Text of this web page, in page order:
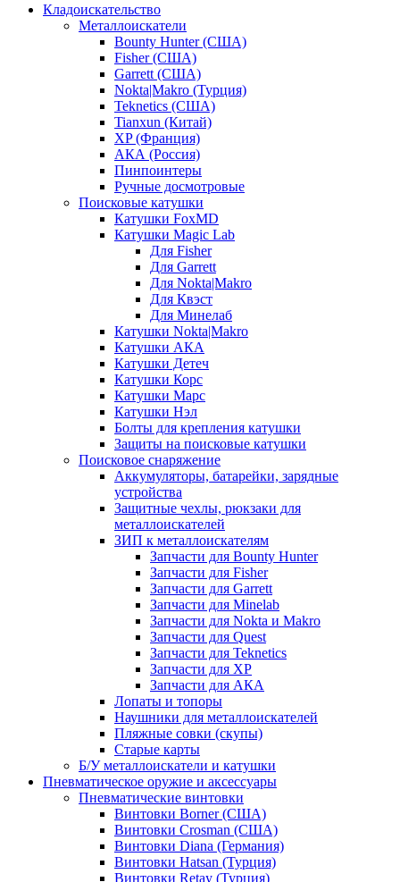
Кладоискательство
Металлоискатели
Bounty Hunter (США)
Fisher (США)
Garrett (США)
Nokta|Makro (Турция)
Teknetics (США)
Tianxun (Китай)
XP (Франция)
АКА (Россия)
Пинпоинтеры
Ручные досмотровые
Поисковые катушки
Катушки FoxMD
Катушки Magic Lab
Для Fisher
Для Garrett
Для Nokta|Makro
Для Квэст
Для Минелаб
Катушки Nokta|Makro
Катушки АКА
Катушки Детеч
Катушки Корс
Катушки Марс
Катушки Нэл
Болты для крепления катушки
Защиты на поисковые катушки
Поисковое снаряжение
Аккумуляторы, батарейки, зарядные
устройства
Защитные чехлы, рюкзаки для
металлоискателей
ЗИП к металлоискателям
Запчасти для Bounty Hunter
Запчасти для Fisher
Запчасти для Garrett
Запчасти для Minelab
Запчасти для Nokta и Makro
Запчасти для Quest
Запчасти для Teknetics
Запчасти для XP
Запчасти для АКА
Лопаты и топоры
Наушники для металлоискателей
Пляжные совки (скупы)
Старые карты
Б/У металлоискатели и катушки
Пневматическое оружие и аксессуары
Пневматические винтовки
Винтовки Borner (США)
Винтовки Crosman (США)
Винтовки Diana (Германия)
Винтовки Hatsan (Турция)
Винтовки Retay (Турция)